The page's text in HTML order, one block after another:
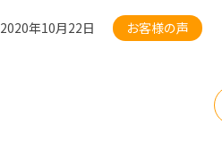
2020年10月22日 お客様の声